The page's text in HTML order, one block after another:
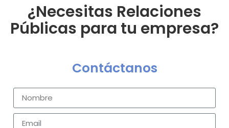
¿Necesitas Relaciones
Públicas para tu empresa?
Contáctanos